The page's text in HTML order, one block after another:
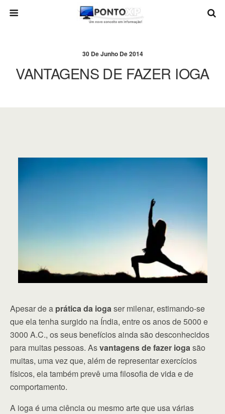
30 De Junho De 2014
VANTAGENS DE FAZER IOGA
Apesar de a prática da iogaser milenar, estimando-se
que ela tenha surgido na Índia, entre os anos de 5000 e
3000 A.C., os seus benefícios ainda são desconhecidos
para muitas pessoas. Asvantagens de fazer iogasão
muitas, uma vez que, além de representar exercícios
físicos, ela também prevê uma filosofia de vida e de
comportamento.
A ioga é uma ciência ou mesmo arte que usa várias